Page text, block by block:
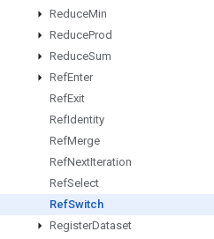
ReduceMin
ReduceProd
ReduceSum
RefEnter
RefExit
RefIdentity
RefMerge
RefNextIteration
RefSelect
RefSwitch
RegisterDataset